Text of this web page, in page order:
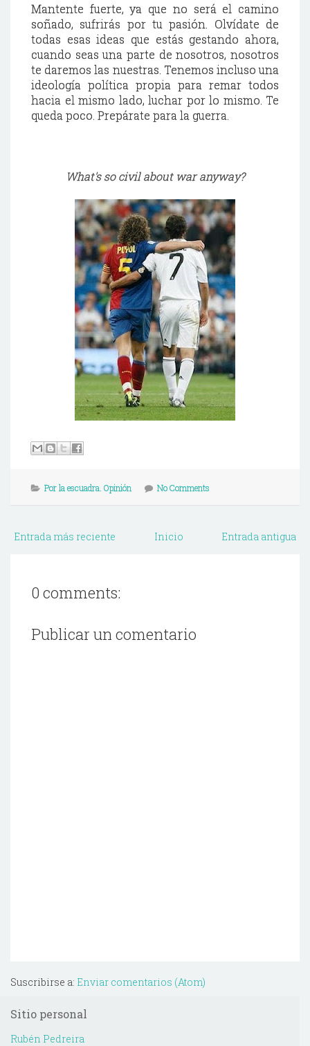
Mantente fuerte, ya que no será el camino
soñado, sufrirás por tu pasión. Olvídate de
todas esas ideas que estás gestando ahora,
cuando seas una parte de nosotros, nosotros
te daremos las nuestras. Tenemos incluso una
ideología política propia para remar todos
hacia el mismo lado, luchar por lo mismo. Te
queda poco. Prepárate para la guerra.
What's so civil about war anyway?
Por la escuadra. Opinión No Comments
Entrada más reciente Entrada antigua
Inicio
0 comments:
Publicar un comentario
Suscribirse a: Enviar comentarios (Atom)
Sitio personal
Rubén Pedreira